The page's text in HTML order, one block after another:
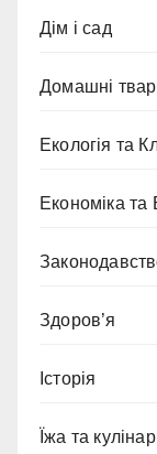
Дім і сад
Домашні
Екологія та
Економіка та
Здоров’я
Історія
Їжа та